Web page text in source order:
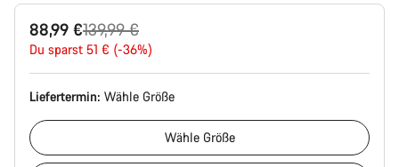
88,99 €
Ursprungspreis
139,99 €
Du sparst 51 € (-36%)
Liefertermin: Wähle Größe
Wähle Größe